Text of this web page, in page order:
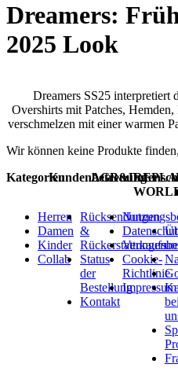
Dreamers:
2025 Look
Dreamers SS25 interpretiert
Overshirts mit Patches,
verschmelzen mit einer warmen
Wir können keine Produkte
Kategorien
Herren
Damen
Kinder
Collab
Kundenbetreuung
Rücksendungen
&
Rückerstattungen
Status
der
Bestellung
Kontakt
Cookie-
Richtlinie
Impressum
bei